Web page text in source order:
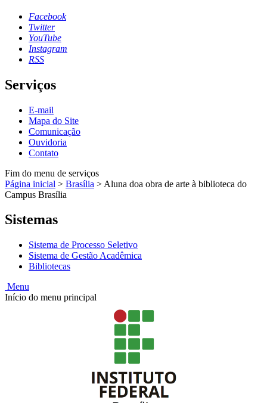
Facebook
Twitter
YouTube
Instagram
RSS
Serviços
E-mail
Mapa do Site
Comunicação
Ouvidoria
Contato
Fim do menu de serviços
Página inicial > Brasília > Aluna doa obra de arte à biblioteca do
Campus Brasília
Sistemas
Sistema de Processo Seletivo
Sistema de Gestão Acadêmica
Bibliotecas
Menu
Início do menu principal